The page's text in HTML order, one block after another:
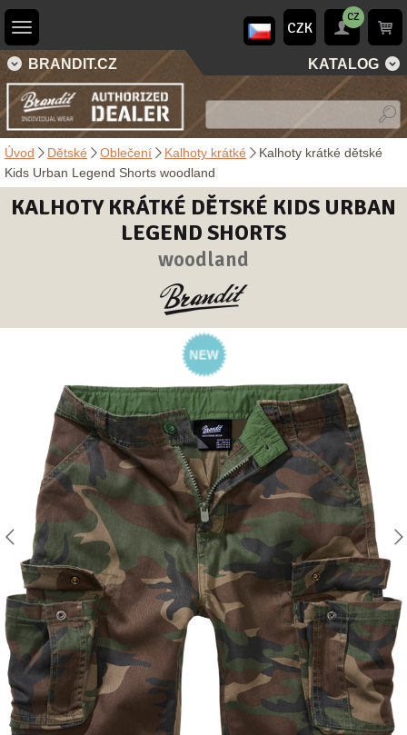
CZK
CZ
BRANDIT.CZ KATALOG
Úvod Dětské Oblečení Kalhoty krátké
Kalhoty krátké dětské
Kids Urban Legend Shorts woodland
KALHOTY KRÁTKÉ DĚTSKÉ KIDS URBAN
LEGEND SHORTS
woodland